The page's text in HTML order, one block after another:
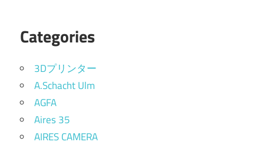
Categories
3Dプリンター
A.Schacht Ulm
AGFA
Aires 35
AIRES CAMERA